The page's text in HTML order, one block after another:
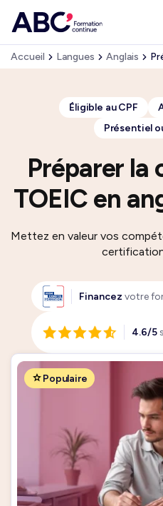
Accueil Langues Anglais
Préparer
TOEIC en
Éligible au CPF
Présentiel
Mettez en valeur vos
Financez votre
4.6/5
Populaire